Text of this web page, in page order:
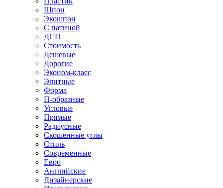
Шпон
Экошпон
С патиной
ДСП
Стоимость
Дешевые
Дорогие
Эконом-класс
Элитные
Форма
П-образные
Угловые
Прямые
Радиусные
Скошенные углы
Стиль
Современные
Евро
Английские
Дизайнерские